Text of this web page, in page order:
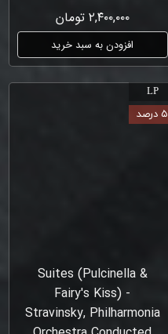
۲,۴۰۰,۰۰۰ تومان
افزودن به سبد خرید
Suites (Pulcinella &
Fairy's Kiss) -
Stravinsky, Philharmonia
LP
۵ درصد